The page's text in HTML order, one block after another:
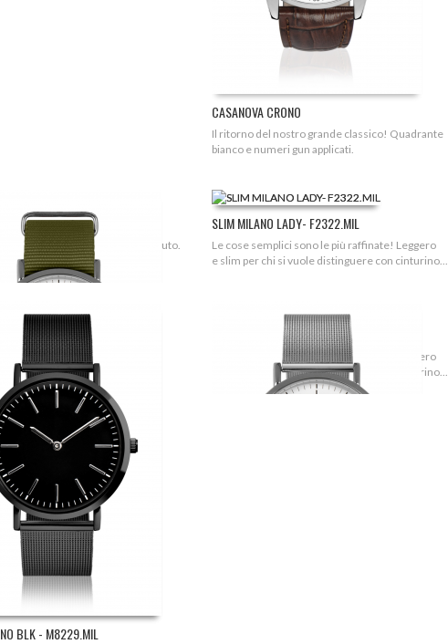
CASANOVA CRONO
Il ritorno del nostro grande classico! Quadrante
bianco e numeri gun applicati.
MAN - M8250
e cinturino NATO in tessuto.
SLIM MILANO LADY- F2322.MIL
Le cose semplici sono le più raffinate! Leggero
e slim per chi si vuole distinguere con cinturino...
BLK - M8229.MIL
SLIM MILANO - M8229.MIL
Le cose semplici sono le più raffinate! Leggero
e slim per chi si vuole distinguere con cinturino...